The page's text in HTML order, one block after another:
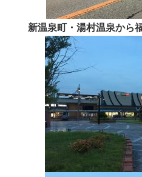
新温泉町・湯村温泉から